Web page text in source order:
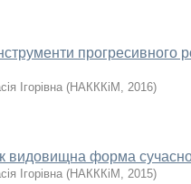
прогресивного
Ігорівна (НАКККіМ , 2016)
видовищна форма
Ігорівна (НАКККіМ , 2015)